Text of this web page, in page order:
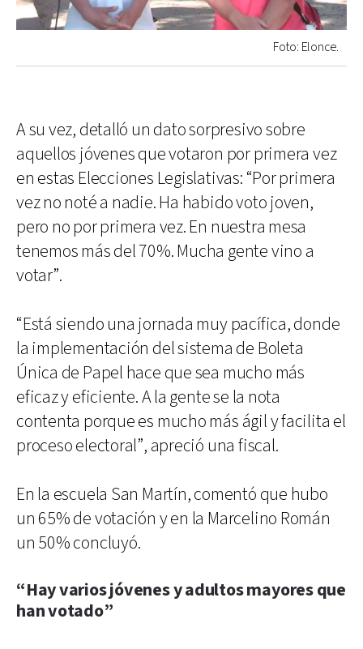
Foto: Elonce.
A su vez, detalló un dato sorpresivo sobre
aquellos jóvenes que votaron por primera vez
en estas Elecciones Legislativas: “Por primera
vez no noté a nadie. Ha habido voto joven,
pero no por primera vez. En nuestra mesa
tenemos más del 70%. Mucha gente vino a
votar”.
“Está siendo una jornada muy pacífica, donde
la implementación del sistema de Boleta
Única de Papel hace que sea mucho más
eficaz y eficiente. A la gente se la nota
contenta porque es mucho más ágil y facilita el
proceso electoral”, apreció una fiscal.
En la escuela San Martín, comentó que hubo
un 65% de votación y en la Marcelino Román
un 50% concluyó.
“Hay varios jóvenes y adultos mayores que
han votado”